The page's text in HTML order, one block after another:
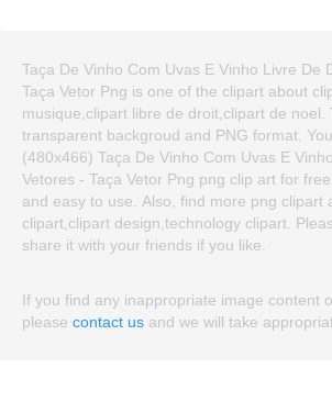
Taça De Vinho Com Uvas E Vinho Livre De
Taça Vetor Png is one of the clipart about
musique,clipart libre de droit,clipart de noel.
transparent backgroud and PNG format.
(480x466) Taça De Vinho Com Uvas E
Vetores - Taça Vetor Png png clip art for
and easy to use. Also, find more png clipart
clipart,clipart design,technology clipart.
share it with your friends if you like.
If you find any inappropriate image content
please contact us and we will take